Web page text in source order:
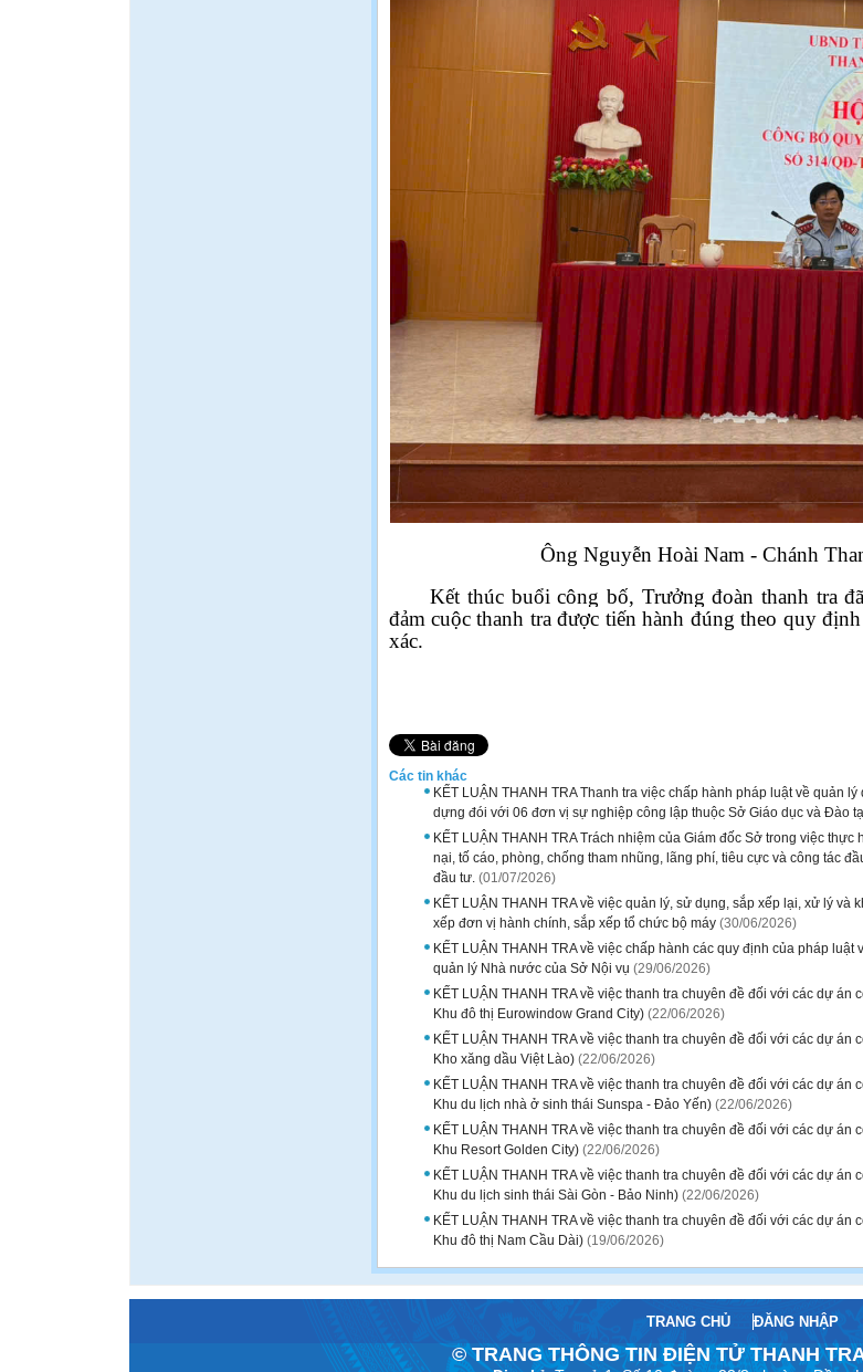
Ông Nguyễn Hoài Nam - Chánh
Kết thúc buổi công bố, Trưởng đoàn thanh tra
đảm cuộc thanh tra được tiến hành đúng theo quy
xác.
Các tin khác
KẾT LUẬN THANH TRA Thanh tra việc chấp hành pháp luật về quản
dựng đói với 06 đơn vị sự nghiệp công lập thuộc Sở Giáo dục và Đào
KẾT LUẬN THANH TRA Trách nhiệm của Giám đốc Sở trong việc
nại, tố cáo, phòng, chống tham nhũng, lãng phí, tiêu cực và công tác
đầu tư. (01/07/2026)
KẾT LUẬN THANH TRA về việc quản lý, sử dụng, sắp xếp lại, xử lý
xếp đơn vị hành chính, sắp xếp tổ chức bộ máy (30/06/2026)
KẾT LUẬN THANH TRA về việc chấp hành các quy định của pháp
quản lý Nhà nước của Sở Nội vụ (29/06/2026)
KẾT LUẬN THANH TRA về việc thanh tra chuyên đề đối với các dự
Khu đô thị Eurowindow Grand City) (22/06/2026)
KẾT LUẬN THANH TRA về việc thanh tra chuyên đề đối với các dự
Kho xăng dầu Việt Lào) (22/06/2026)
KẾT LUẬN THANH TRA về việc thanh tra chuyên đề đối với các dự
Khu du lịch nhà ở sinh thái Sunspa - Đảo Yến) (22/06/2026)
KẾT LUẬN THANH TRA về việc thanh tra chuyên đề đối với các dự
Khu Resort Golden City) (22/06/2026)
KẾT LUẬN THANH TRA về việc thanh tra chuyên đề đối với các dự
Khu du lịch sinh thái Sài Gòn - Bảo Ninh) (22/06/2026)
KẾT LUẬN THANH TRA về việc thanh tra chuyên đề đối với các dự
Khu đô thị Nam Cầu Dài) (19/06/2026)
TRANG CHỦ ĐĂNG NHẬP
© TRANG THÔNG TIN ĐIỆN TỬ THANH